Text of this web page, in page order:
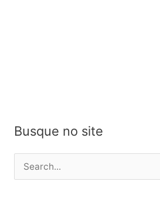
Busque no site
e